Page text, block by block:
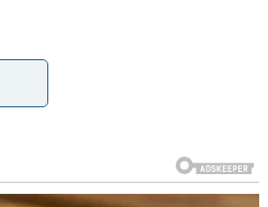
i iskrenost.
šansa ili stara lekcija?